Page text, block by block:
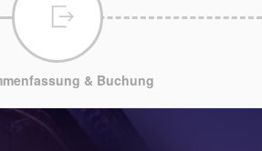
& Buchung